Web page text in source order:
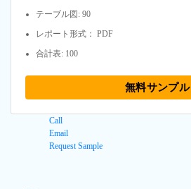
テーブル図: 90
レポート形式： PDF
合計表: 100
無料サンプル
Call
Email
Request Sample